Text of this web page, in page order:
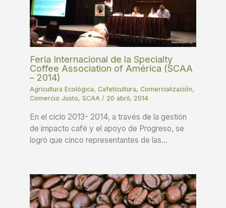
Feria Internacional de la Specialty
Coffee Association of América (SCAA
– 2014)
Agricultura Ecológica, Cafeticultura, Comercialización,
Comercio Justo, SCAA/ 20 abril, 2014
En el ciclo 2013- 2014, a través de la gestión
de impacto café y el apoyo de Progreso, se
logró que cinco representantes de las…